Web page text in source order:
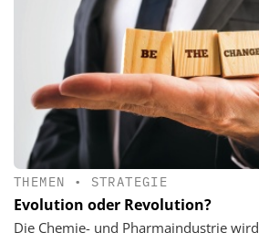
THEMEN • STRATEGIE
Evolution oder Revolution?
Die Chemie- und Pharmaindustrie